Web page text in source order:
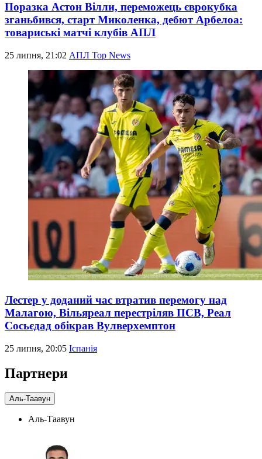
Поразка Астон Вілли, переможець єврокубка
зганьбився, старт Миколенка, дебют Арбелоа:
товариські матчі клубів АПЛ
25 липня, 21:02 АПЛ Top News
Лестер у доданий час втратив перемогу над
Малагою, Вільяреал перестріляв ПСВ, Реал
Сосьєдад обікрав Вулверхемптон
25 липня, 20:05 Іспанія
Партнери
Аль-Таавун
Аль-Таавун